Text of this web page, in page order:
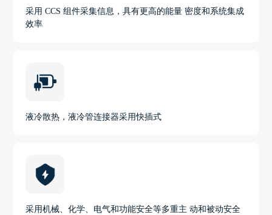
采用 CCS 组件采集信息，具有更高的能量 密度和系统集成
效率
液冷散热，液冷管连接器采用快插式
采用机械、化学、电气和功能安全等多重主 动和被动安全